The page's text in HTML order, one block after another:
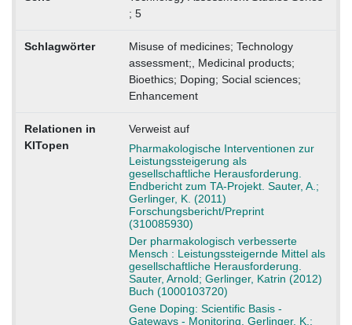
; 5
Schlagwörter
Misuse of medicines; Technology
assessment;, Medicinal products;
Bioethics; Doping; Social sciences;
Enhancement
Relationen in
KITopen
Verweist auf
Pharmakologische Interventionen zur
Leistungssteigerung als
gesellschaftliche Herausforderung.
Endbericht zum TA-Projekt. Sauter, A.;
Gerlinger, K. (2011)
Forschungsbericht/Preprint
(310085930)
Der pharmakologisch verbesserte
Mensch : Leistungssteigernde Mittel als
gesellschaftliche Herausforderung.
Sauter, Arnold; Gerlinger, Katrin (2012)
Buch (1000103720)
Gene Doping: Scientific Basis -
Gateways - Monitoring. Gerlinger, K.;